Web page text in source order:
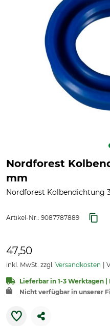
Nordforest
mm
Nordforest Kolbendichtung
Artikel-Nr.: 9087787889
47,50
inkl. MwSt. zzgl. Versandkosten
Lieferbar in 1-3 Werktagen |
Nicht verfügbar in unserer